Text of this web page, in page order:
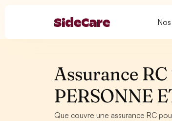
Assurance
PERSONNE
Que couvre une assurance RC